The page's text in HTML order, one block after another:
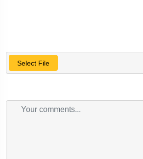
Select File